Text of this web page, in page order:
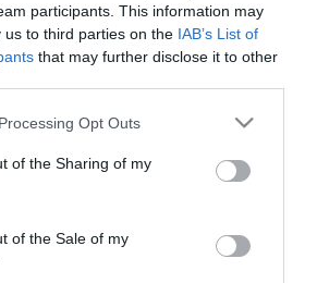
participants. This information may
us to third parties on the IAB’s List of
that may further disclose it to other
website/app uses one or more Google
or usage behaviour. You may click to
to Google and its third-party tags to
specified purposes in below Google
Opt Outs
of the Sharing of my
of the Sale of my
με τα περισσότερα και
ψηφιδωτά που